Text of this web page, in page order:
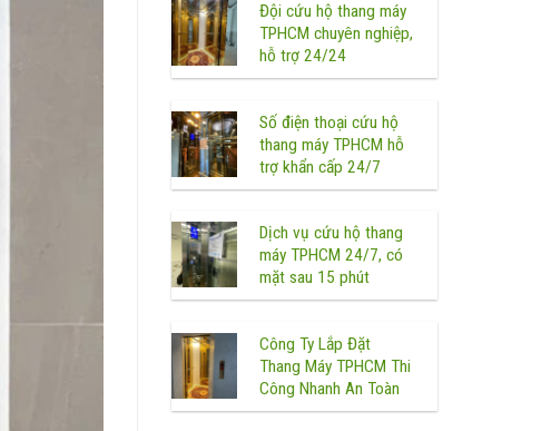
Đội cứu hộ thang máy
TPHCM chuyên nghiệp,
hỗ trợ 24/24
Số điện thoại cứu hộ
thang máy TPHCM hỗ
trợ khẩn cấp 24/7
Dịch vụ cứu hộ thang
máy TPHCM 24/7, có
mặt sau 15 phút
Công Ty Lắp Đặt
Thang Máy TPHCM Thi
Công Nhanh An Toàn